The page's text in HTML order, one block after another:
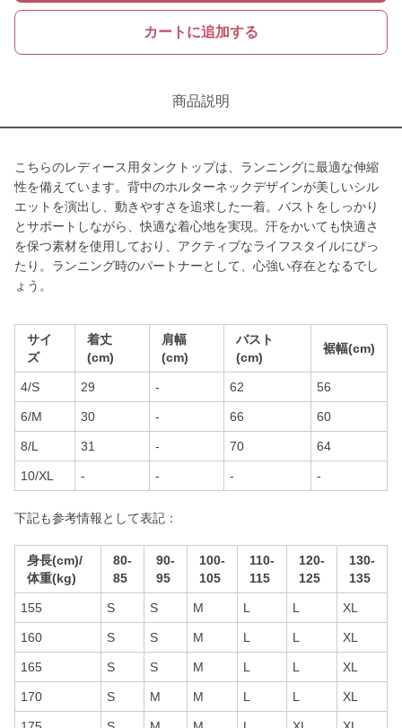
カートに追加する
商品説明
こちらのレディース用タンクトップは、ランニングに最適な伸縮
性を備えています。背中のホルターネックデザインが美しいシル
エットを演出し、動きやすさを追求した一着。バストをしっかり
とサポートしながら、快適な着心地を実現。汗をかいても快適さ
を保つ素材を使用しており、アクティブなライフスタイルにぴっ
たり。ランニング時のパートナーとして、心強い存在となるでし
ょう。
サイ
ズ
着丈
(cm)
肩幅
(cm)
バスト
(cm)
裾幅(cm)
4/S 29 - 62 56
6/M 30 - 66 60
8/L 31 - 70 64
10/XL - - - -
下記も参考情報として表記：
身長(cm)/
体重(kg)
80-
85
90-
95
100-
105
110-
115
120-
125
130-
135
155 S S M L L XL
160 S S M L L XL
165 S S M L L XL
170 S M M L L XL